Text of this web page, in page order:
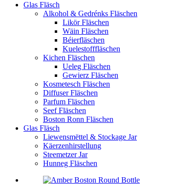
Glas Fläsch
Alkohol & Gedrénks Fläschen
Likör Fläschen
Wäin Fläschen
Béierfläschen
Kuelestofffläschen
Kichen Fläschen
Ueleg Fläschen
Gewierz Fläschen
Kosmetesch Fläschen
Diffuser Fläschen
Parfum Fläschen
Seef Fläschen
Boston Ronn Fläschen
Glas Fläsch
Liewensmëttel & Stockage Jar
Käerzenhirstellung
Steemetzer Jar
Hunneg Fläschen